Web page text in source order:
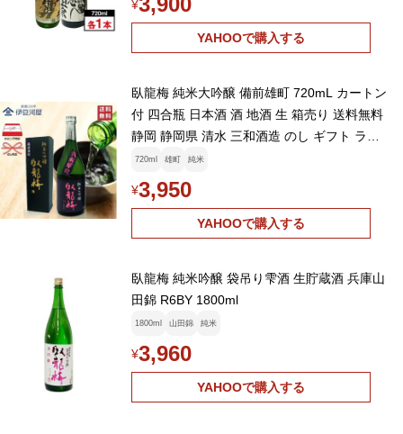
¥
YAHOOで購入する
臥龍梅 純米大吟醸 備前雄町 720mL カートン
付 四合瓶 日本酒 酒 地酒 生 箱売り 送料無料
静岡 静岡県 清水 三和酒造 のし ギフト ラッ
ピング 父の日 敬老の日
720ml 雄町 純米
¥3,950
YAHOOで購入する
臥龍梅 純米吟醸 袋吊り雫酒 生貯蔵酒 兵庫山
田錦 R6BY 1800ml
1800ml 山田錦 純米
¥3,960
YAHOOで購入する